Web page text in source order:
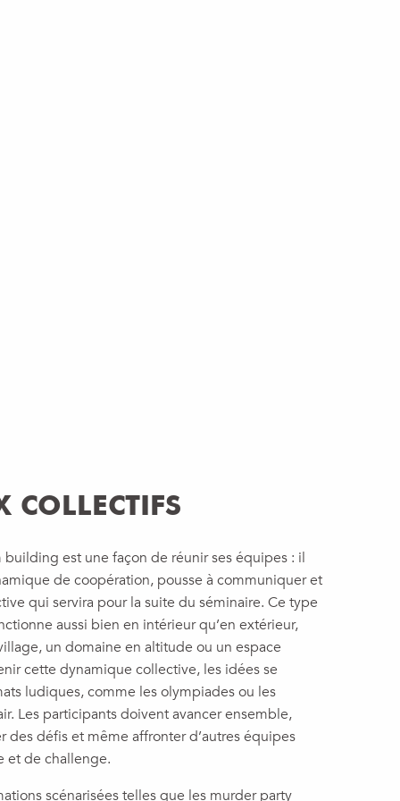
COLLECTIFS
building est une façon de réunir ses équipes : il
de coopération, pousse à communiquer et
qui servira pour la suite du séminaire. Ce type
aussi bien en intérieur qu’en extérieur,
un domaine en altitude ou un espace
cette dynamique collective, les idées se
ludiques, comme les olympiades ou les
Les participants doivent avancer ensemble,
des défis et même affronter d’autres équipes
et de challenge.
scénarisées telles que les murder party